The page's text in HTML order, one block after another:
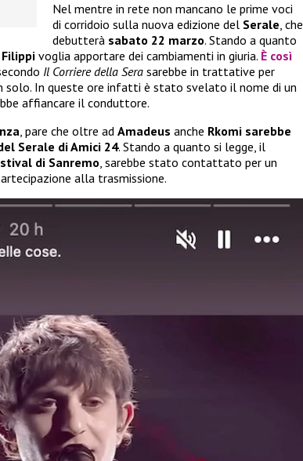
Nel mentre in rete non mancano le prime voci
di corridoio sulla nuova edizione del Serale, che
debutterà sabato 22 marzo. Stando a quanto
voglia apportare dei cambiamenti in giuria. È così
Il Corriere della Sera sarebbe in trattative per
solo. In queste ore infatti è stato svelato il nome di un
affiancare il conduttore.
, pare che oltre ad Amadeus anche Rkomi sarebbe
Serale di Amici 24. Stando a quanto si legge, il
di Sanremo, sarebbe stato contattato per un
alla trasmissione.